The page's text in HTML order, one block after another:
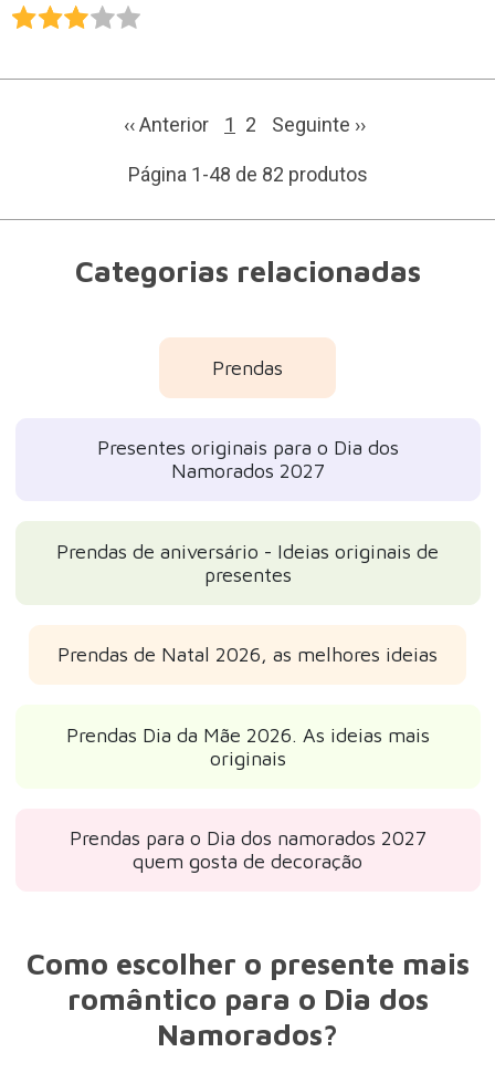
‹‹ Anterior 1 2 Seguinte ››
Página 1-48 de 82 produtos
Categorias relacionadas
Prendas
Presentes originais para o Dia dos
Namorados 2027
Prendas de aniversário - Ideias originais de
presentes
Prendas de Natal 2026, as melhores ideias
Prendas Dia da Mãe 2026. As ideias mais
originais
Prendas para o Dia dos namorados 2027
quem gosta de decoração
Como escolher o presente mais
romântico para o Dia dos
Namorados?